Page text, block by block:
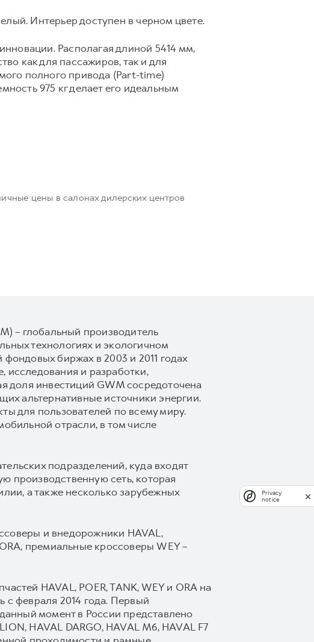
Интерьер доступен в черном цвете.
Располагая длиной 5414 мм,
как для пассажиров, так и для
полного привода (Part-time)
975 кг делает его идеальным
цены в салонах дилерских центров
– глобальный производитель
технологиях и экологичном
биржах в 2003 и 2011 годах
исследования и разработки,
доля инвестиций GWM сосредоточена
альтернативные источники энергии.
для пользователей по всему миру.
отрасли, в том числе
подразделений, куда входят
производственную сеть, которая
а также несколько зарубежных
и внедорожники HAVAL,
премиальные кроссоверы WEY –
HAVAL, POER, TANK, WEY и ORA на
с февраля 2014 года. Первый
момент в России представлено
HAVAL DARGO, HAVAL М6, HAVAL F7
Privacy
notice